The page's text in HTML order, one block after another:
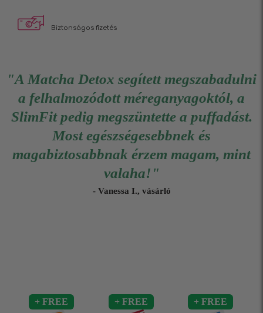
Biztonságos fizetés
"A Matcha Detox segített megszabadulni
a felhalmozódott méreganyagoktól, a
SlimFit pedig megszüntette a puffadást.
Most egészségesebbnek és
magabiztosabbnak érzem magam, mint
valaha!"
- Vanessa I., vásárló